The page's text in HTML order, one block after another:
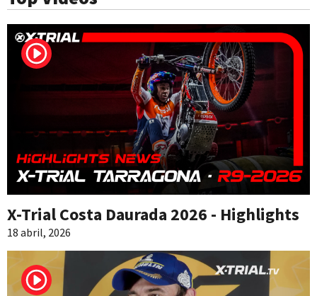
X-Trial Costa Daurada 2026 - Highlights
18 abril, 2026